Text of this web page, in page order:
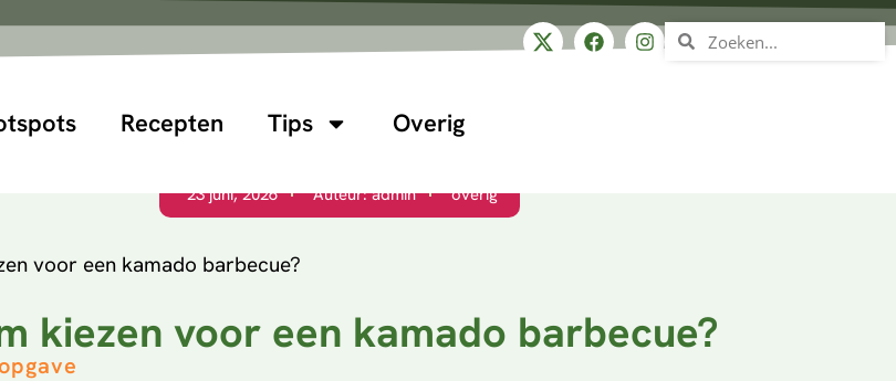
Recepten Tips Overig
23 juni, 2026 Auteur:admin overig
kiezen voor een kamado barbecue?